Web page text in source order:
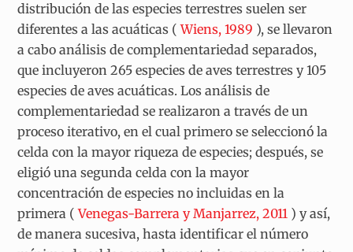
distribución de las especies terrestres suelen ser
diferentes a las acuáticas (Wiens, 1989 ), se llevaron
a cabo análisis de complementariedad separados,
que incluyeron 265 especies de aves terrestres y 105
especies de aves acuáticas. Los análisis de
complementariedad se realizaron a través de un
proceso iterativo, en el cual primero se seleccionó la
celda con la mayor riqueza de especies; después, se
eligió una segunda celda con la mayor
concentración de especies no incluidas en la
primera (Venegas-Barrera y Manjarrez, 2011 ) y así,
de manera sucesiva, hasta identificar el número